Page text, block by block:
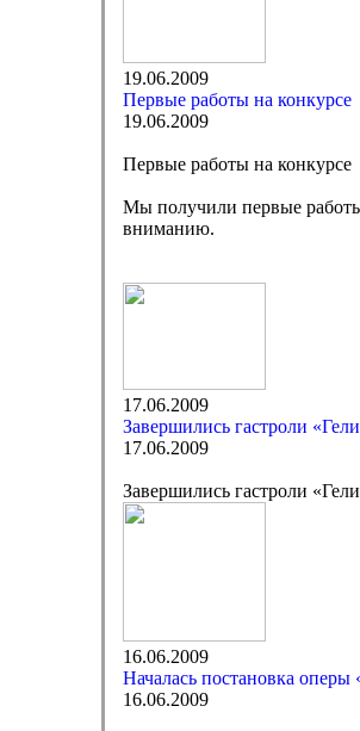
19.06.2009
Первые работы на конкурсе
19.06.2009
Первые работы на конкурсе
Мы получили первые
вниманию.
17.06.2009
Завершились гастроли
17.06.2009
Завершились гастроли
16.06.2009
Началась постановка оперы
16.06.2009